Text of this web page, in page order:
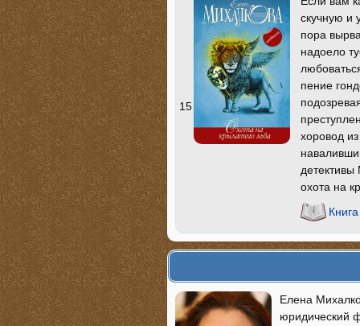
15
скучную и
пора
надоело
пение
хоровод
охота на
Елена
юридический